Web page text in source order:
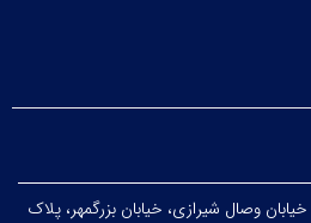
خيابان وصال شیرازی، خيابان بزرگمهر، پلاک